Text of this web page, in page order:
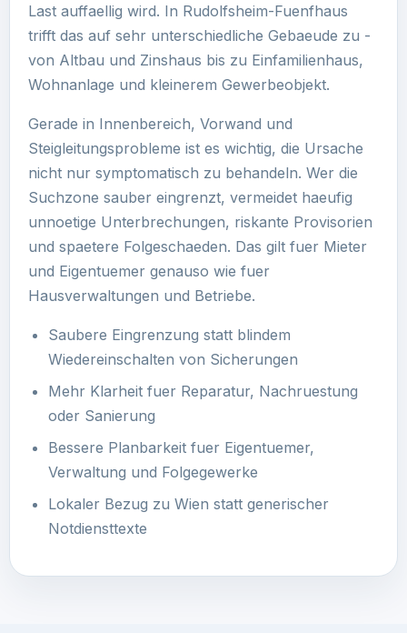
Last auffaellig wird. In Rudolfsheim-Fuenfhaus
trifft das auf sehr unterschiedliche Gebaeude zu -
von Altbau und Zinshaus bis zu Einfamilienhaus,
Wohnanlage und kleinerem Gewerbeobjekt.
Gerade in Innenbereich, Vorwand und
Steigleitungsprobleme ist es wichtig, die Ursache
nicht nur symptomatisch zu behandeln. Wer die
Suchzone sauber eingrenzt, vermeidet haeufig
unnoetige Unterbrechungen, riskante Provisorien
und spaetere Folgeschaeden. Das gilt fuer Mieter
und Eigentuemer genauso wie fuer
Hausverwaltungen und Betriebe.
Saubere Eingrenzung statt blindem
Wiedereinschalten von Sicherungen
Mehr Klarheit fuer Reparatur, Nachruestung
oder Sanierung
Bessere Planbarkeit fuer Eigentuemer,
Verwaltung und Folgegewerke
Lokaler Bezug zu Wien statt generischer
Notdiensttexte